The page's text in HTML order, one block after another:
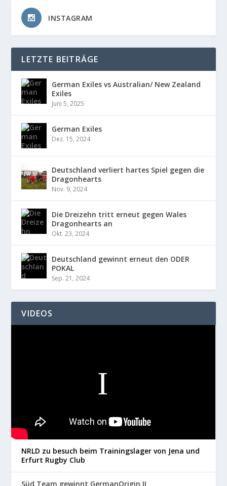
INSTAGRAM
LETZTE BEITRÄGE
German Exiles vs Australian/ New Zealand
Exiles
Juni 5, 2025
German Exiles
Dez. 15, 2024
Deutschland verliert hartes Spiel gegen die
Dragonhearts
Nov. 9, 2024
Die Dreizehn tritt erneut gegen Wales
Dragonhearts an
Okt. 23, 2024
Deutschland gewinnt erneut den ODER
POKAL
Sep. 21, 2024
VIDEOS
NRLD zu besuch beim Trainingslager von Jena und
Erfurt Rugby Club
Süd Team gewinnt GermanOrigin II